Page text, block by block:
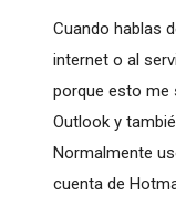
Cuando hablas
internet o al
porque esto me
Outlook y
Normalmente
cuenta de